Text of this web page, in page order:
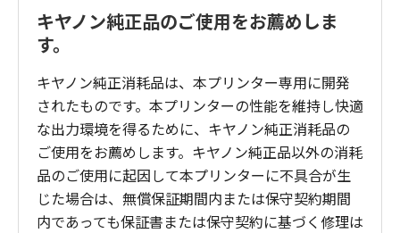
キヤノン純正品のご使用をお薦めしま
す。
キヤノン純正消耗品は、本プリンター専用に開発
されたものです。本プリンターの性能を維持し快適
な出力環境を得るために、キヤノン純正消耗品の
ご使用をお薦めします。キヤノン純正品以外の消耗
品のご使用に起因して本プリンターに不具合が生
じた場合は、無償保証期間内または保守契約期間
内であっても保証書または保守契約に基づく修理は